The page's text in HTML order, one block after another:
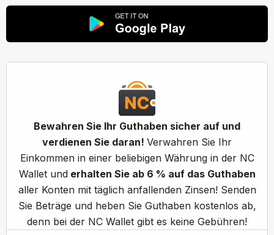
Bewahren Sie Ihr Guthaben sicher auf und
verdienen Sie daran! Verwahren Sie Ihr
Einkommen in einer beliebigen Währung in der NC
Wallet underhalten Sie ab 6 % auf das Guthaben
aller Konten mit täglich anfallenden Zinsen! Senden
Sie Beträge und heben Sie Guthaben kostenlos ab,
denn bei der NC Wallet gibt es keine Gebühren!